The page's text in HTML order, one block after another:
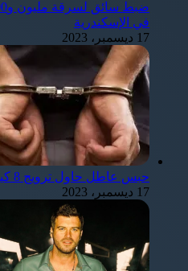
في الإسكندرية
17 ديسمبر، 2023
حبس عاطل حاول ترويج 8 كيلو «حشيش» في الإسكندرية
17 ديسمبر، 2023